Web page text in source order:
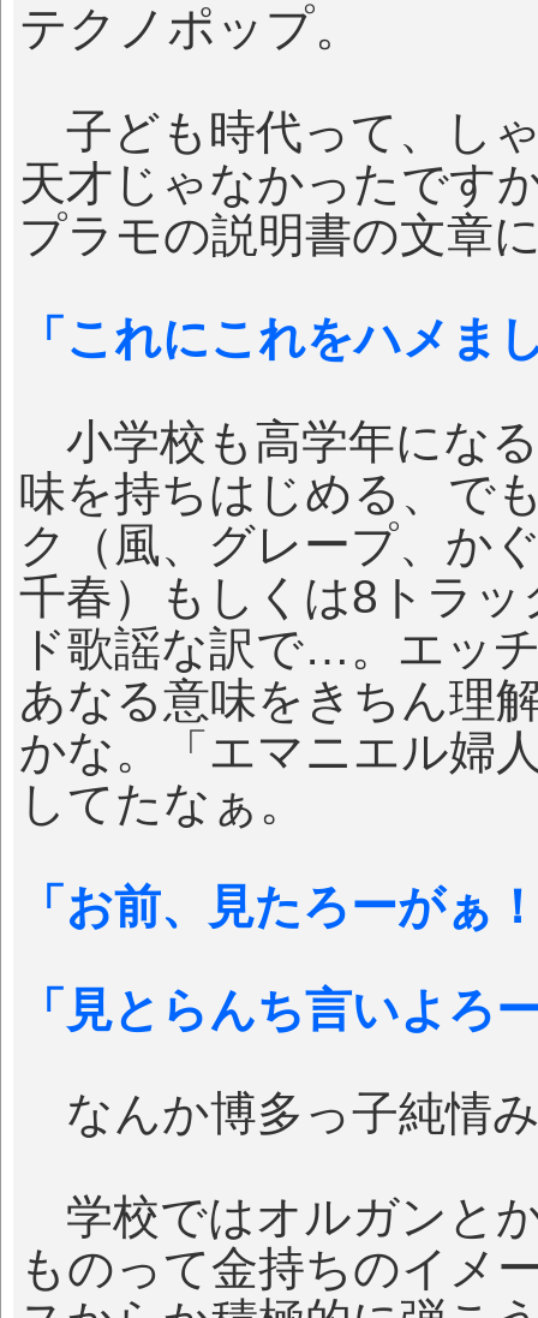
テクノポップ。
子ども時代って、し
天才じゃなかったです
プラモの説明書の文章
「これにこれをハメま
小学校も高学年にな
味を持ちはじめる、で
ク（風、グレープ、か
千春）もしくは8トラ
ド歌謡な訳で…。エッ
あなる意味をきちん理
かな。「エマニエル婦
してたなぁ。
「お前、見たろーがぁ
「見とらんち言いよろ
なんか博多っ子純情
学校ではオルガンと
ものって金持ちのイメ